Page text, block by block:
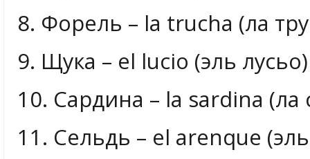
8. Форель – la trucha (ла
9. Щука – el lucio (эль лусьо)
10. Сардина – la sardina (ла
11. Сельдь – el arenque